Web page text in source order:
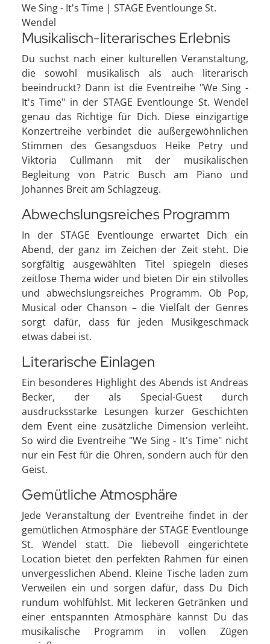
We Sing - It's Time | STAGE Eventlounge St.
Wendel
Musikalisch-literarisches Erlebnis
Du suchst nach einer kulturellen Veranstaltung,
die sowohl musikalisch als auch literarisch
beeindruckt? Dann ist die Eventreihe "We Sing -
It's Time" in der STAGE Eventlounge St. Wendel
genau das Richtige für Dich. Diese einzigartige
Konzertreihe verbindet die außergewöhnlichen
Stimmen des Gesangsduos Heike Petry und
Viktoria Cullmann mit der musikalischen
Begleitung von Patric Busch am Piano und
Johannes Breit am Schlagzeug.
Abwechslungsreiches Programm
In der STAGE Eventlounge erwartet Dich ein
Abend, der ganz im Zeichen der Zeit steht. Die
sorgfältig ausgewählten Titel spiegeln dieses
zeitlose Thema wider und bieten Dir ein stilvolles
und abwechslungsreiches Programm. Ob Pop,
Musical oder Chanson – die Vielfalt der Genres
sorgt dafür, dass für jeden Musikgeschmack
etwas dabei ist.
Literarische Einlagen
Ein besonderes Highlight des Abends ist Andreas
Becker, der als Special-Guest durch
ausdrucksstarke Lesungen kurzer Geschichten
dem Event eine zusätzliche Dimension verleiht.
So wird die Eventreihe "We Sing - It's Time" nicht
nur ein Fest für die Ohren, sondern auch für den
Geist.
Gemütliche Atmosphäre
Jede Veranstaltung der Eventreihe findet in der
gemütlichen Atmosphäre der STAGE Eventlounge
St. Wendel statt. Die liebevoll eingerichtete
Location bietet den perfekten Rahmen für einen
unvergesslichen Abend. Kleine Tische laden zum
Verweilen ein und sorgen dafür, dass Du Dich
rundum wohlfühlst. Mit leckeren Getränken und
einer entspannten Atmosphäre kannst Du das
musikalische Programm in vollen Zügen